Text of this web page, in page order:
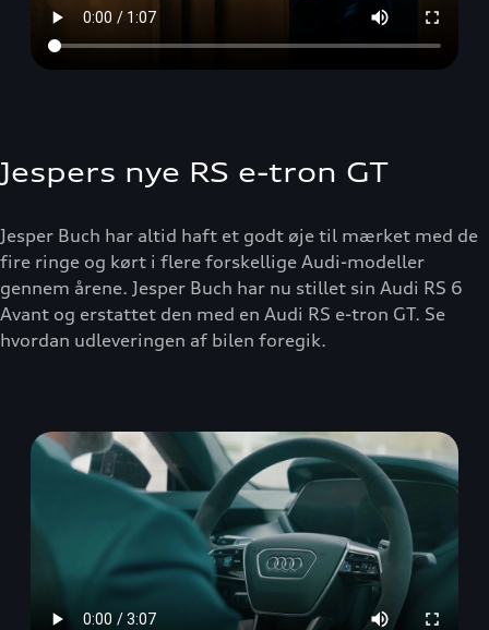
Jespers nye RS e-tron GT
Jesper Buch har altid haft et godt øje til mærket med de
fire ringe og kørt i flere forskellige Audi-modeller
gennem årene. Jesper Buch har nu stillet sin Audi RS 6
Avant og erstattet den med en Audi RS e-tron GT. Se
hvordan udleveringen af bilen foregik.